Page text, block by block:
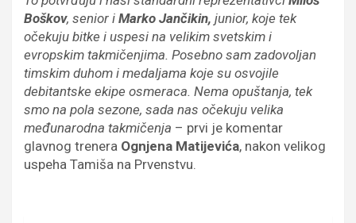
Boškov, senior i Marko Jančikin, junior, koje tek
očekuju bitke i uspesi na velikim svetskim i
evropskim takmičenjima. Posebno sam zadovoljan
timskim duhom i medaljama koje su osvojile
debitantske ekipe osmeraca. Nema opuštanja, tek
smo na pola sezone, sada nas očekuju velika
međunarodna takmičenja – prvi je komentar
glavnog trenera Ognjena Matijevića, nakon velikog
uspeha Tamiša na Prvenstvu.